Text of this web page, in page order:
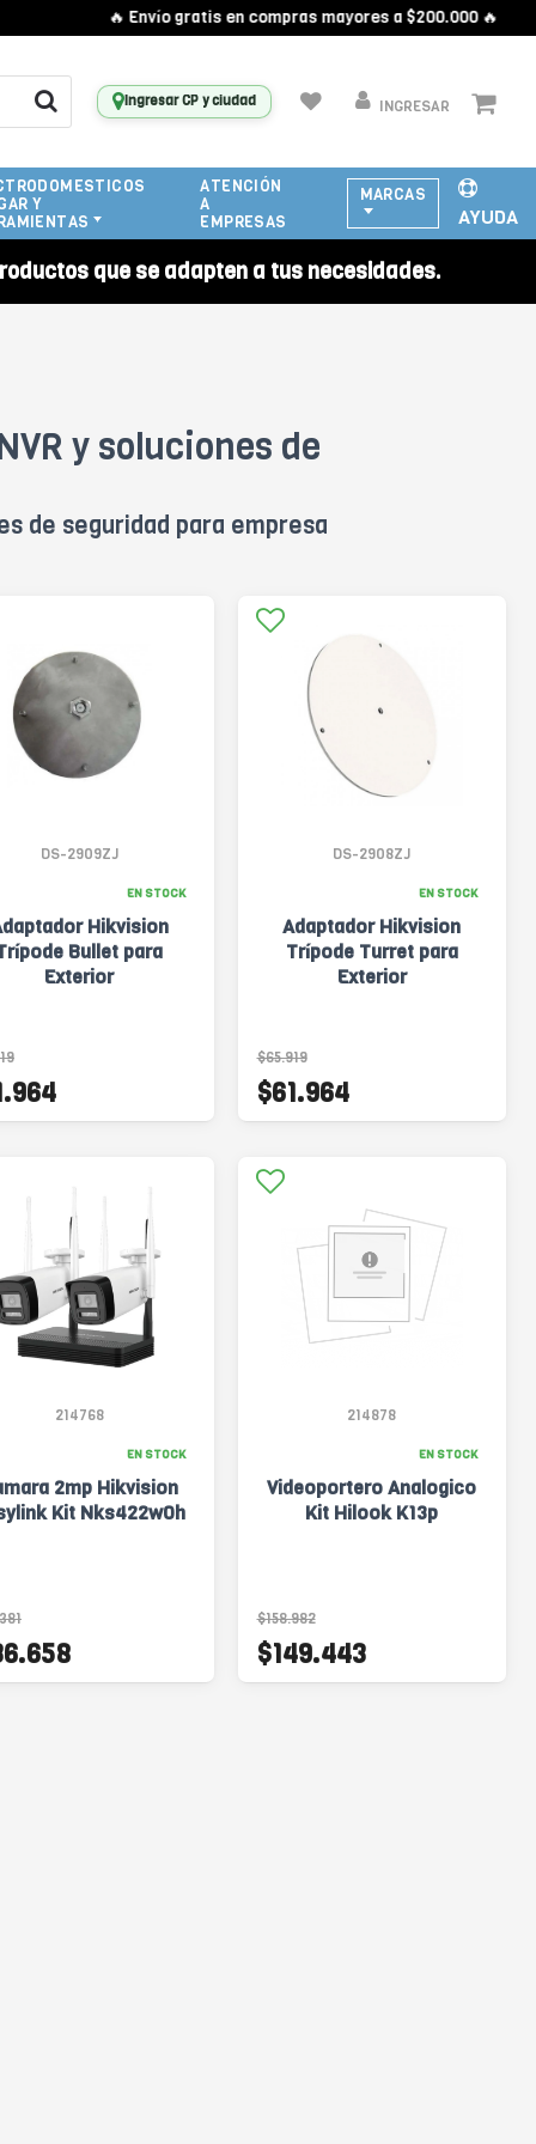
🔥 Envío gratis en compras mayores a $200.000 🔥
Ingresar CP y ciudad INGRESAR
Y
ATENCIÓN
A
EMPRESAS
MARCAS
AYUDA
que se adapten a tus necesidades.
y soluciones de
de seguridad para empresa
DS-2909ZJ
EN STOCK
Hikvision
Bullet para
Exterior
DS-2908ZJ
EN STOCK
Adaptador Hikvision
Trípode Turret para
Exterior
$65.919
$61.964
214768
EN STOCK
2mp Hikvision
Kit Nks422w0h
214878
EN STOCK
Videoportero Analogico
Kit Hilook K13p
$158.982
$149.443